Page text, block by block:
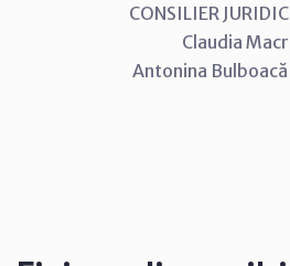
CONSILIER
Claudia
Antonina Bulboacă